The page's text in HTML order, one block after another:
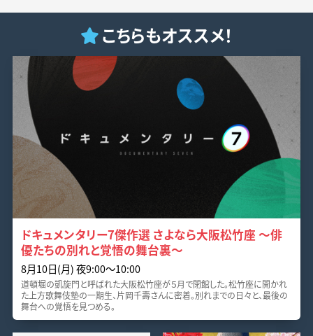
こちらもオススメ！
ドキュメンタリー7傑作選 さよなら大阪松竹座 ～俳
優たちの別れと覚悟の舞台裏～
8月10日(月) 夜9:00～10:00
道頓堀の凱旋門と呼ばれた大阪松竹座が５月で閉館した。松竹座に開かれ
た上方歌舞伎塾の一期生、片岡千壽さんに密着。別れまでの日々と、最後の
舞台への覚悟を見つめる。